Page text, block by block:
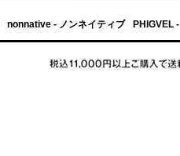
nonnative - ノンネイティブ PHIGVEL